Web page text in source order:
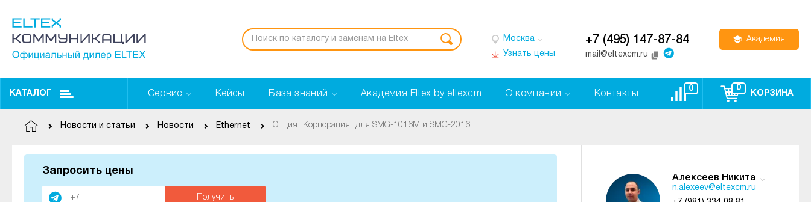
Москва
Узнать цены
+7 (495) 147-87-84
mail@eltexcm.ru
Академия
КАТАЛОГ Сервис Кейсы База знаний Академия Eltex by eltexcm О компании Контакты
0 0
КОРЗИНА
Новости и статьи Новости Ethernet Опция "Корпорация" для SMG-1016M и SMG-2016
Запросить цены
Получить
Алексеев Никита
n.alexeev@eltexcm.ru